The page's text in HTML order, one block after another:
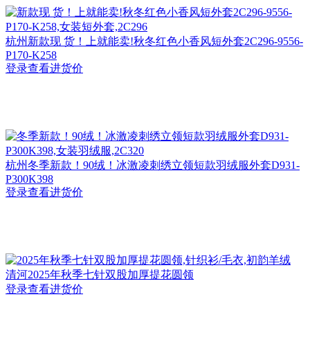
杭州 新款现 货！上就能卖!秋冬红色小香风短外套2C296-9556-
P170-K258
登录查看进货价
杭州冬季新款！90绒！冰激凌刺绣立领短款羽绒服外套D931-
P300K398
登录查看进货价
清河2025年秋季七针双股加厚提花圆领
登录查看进货价